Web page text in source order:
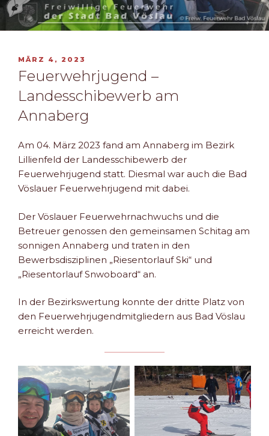
VERÖFFENTLICHT
AM
MÄRZ 4, 2023
Feuerwehrjugend –
Landesschibewerb am
Annaberg
Am 04. März 2023 fand am Annaberg im Bezirk
Lillienfeld der Landesschibewerb der
Feuerwehrjugend statt. Diesmal war auch die Bad
Vöslauer Feuerwehrjugend mit dabei.
Der Vöslauer Feuerwehrnachwuchs und die
Betreuer genossen den gemeinsamen Schitag am
sonnigen Annaberg und traten in den
Bewerbsdisziplinen „Riesentorlauf Ski“ und
„Riesentorlauf Snwoboard“ an.
In der Bezirkswertung konnte der dritte Platz von
den Feuerwehrjugendmitgliedern aus Bad Vöslau
erreicht werden.